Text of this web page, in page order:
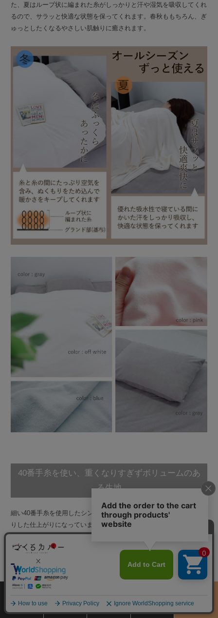
た、夏はループ状に編まれた糸がしっかりと汗や湿気を吸収してくれ
るので、サラッと快適な状態を保ってくれます。春秋ももちろん、ぎ
ゅっとしたくなるやさしい肌触りに癒されます。
40番手糸を使い、重くなりすぎずボリュームのあ
る生地
細い40番手糸を使用したシンカーパイルは、特別やわらかくふんわ
りした仕上がりになっています。目付180g/mなので、ボリュームが
ありつつも重くなりすぎない生地です。
商品をさがす
サイズ
お買物ガイド カート